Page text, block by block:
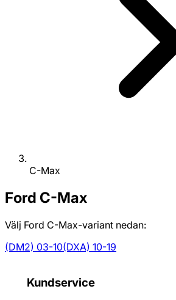
C-Max
Ford C-Max
Välj Ford C-Max-variant nedan:
(DM2) 03-10(DXA) 10-19
Kundservice